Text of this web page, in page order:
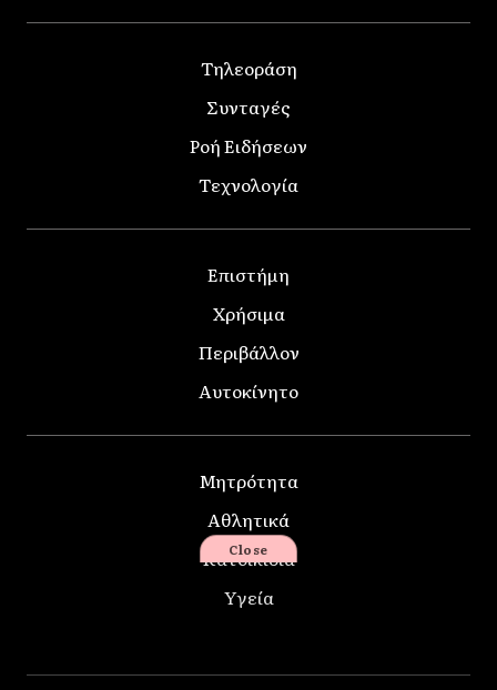
Τηλεοράση
Συνταγές
Ροή Ειδήσεων
Τεχνολογία
Επιστήμη
Χρήσιμα
Περιβάλλον
Αυτοκίνητο
Μητρότητα
Αθλητικά
Κατοικίδια
Υγεία
Close